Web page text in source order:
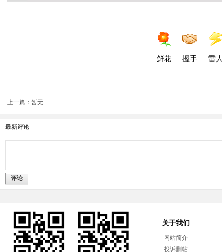
鲜花 握手 雷
上一篇：暂无
最新评论
评论
关于我们
网站简介
投诉删帖